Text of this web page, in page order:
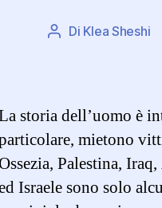
Autore
Di Klea Sheshi
storia dell’uomo è
mietono
Palestina,
Israele sono solo